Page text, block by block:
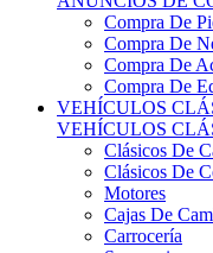
Compra De
Compra De
Compra De
Compra De
VEHÍCULOS
VEHÍCULOS
Clásicos De
Clásicos De
Motores
Cajas De
Carrocería